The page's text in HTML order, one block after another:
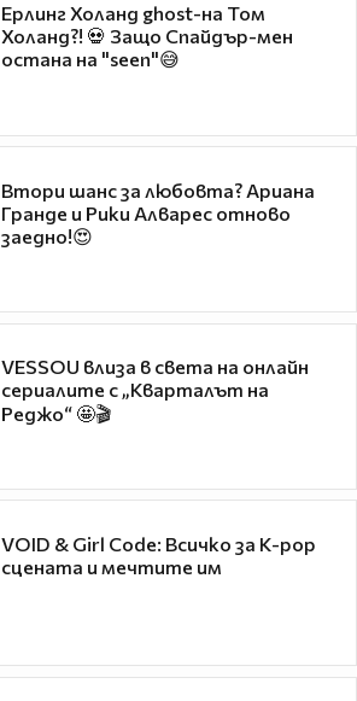
Ерлинг Холанд ghost-на Том
Холанд?! 💀 Защо Спайдър-мен
остана на "seen"😅
Втори шанс за любовта? Ариана
Гранде и Рики Алварес отново
заедно!😍
VESSOU влиза в света на онлайн
сериалите с „Кварталът на
Реджо“ 🤩🎬
VOID & Girl Code: Всичко за K-pop
сцената и мечтите им